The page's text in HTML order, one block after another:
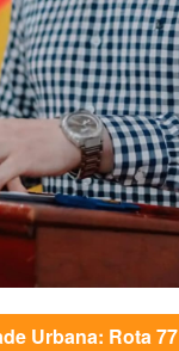
Urbana: Rota 77